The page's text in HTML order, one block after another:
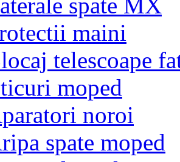
maini
telescoape
moped
noroi
spate moped